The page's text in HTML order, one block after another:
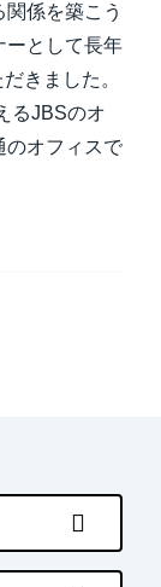
係を築こう
ーとして長年
きました。
るJBSのオ
のオフィスで